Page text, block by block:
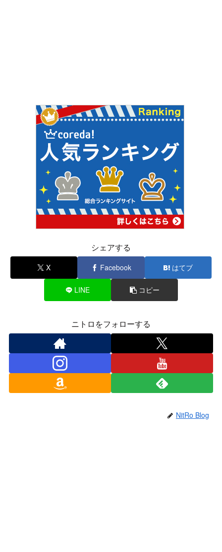
シェアする
X Facebook はてブ
LINE コピー
ニトロをフォローする
NitRo Blog